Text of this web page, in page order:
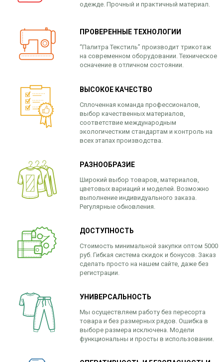
одежде. Прочный и практичный материал.
ПРОВЕРЕННЫЕ ТЕХНОЛОГИИ
“Палитра Текстиль” производит трикотаж
на современном оборудовании. Техническое
осначение в отличном состоянии.
ВЫСОКОЕ КАЧЕСТВО
Сплоченная команда профессионалов,
выбор качественных материалов,
соответствие международным
экологичестким стандартам и контроль на
всех этапах производства.
РАЗНООБРАЗИЕ
Широкий выбор товаров, материалов,
цветовых вариаций и моделей. Возможно
выполнение индивидуального заказа.
Регулярные обновления.
ДОСТУПНОСТЬ
Стоимость минимальной закупки оптом 5000
руб. Гибкая система скидок и бонусов. Заказ
сделать просто на нашем сайте, даже без
регистрации.
УНИВЕРСАЛЬНОСТЬ
Мы осуществляем работу без пересорта
товара и без размерных рядов. Ошибка в
выборе размера исключена. Модели
функциональны и просты в использовании.